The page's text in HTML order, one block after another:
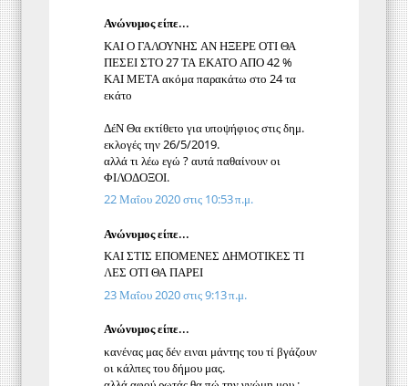
Ανώνυμος είπε...
ΚΑΙ Ο ΓΑΛΟΥΝΗΣ ΑΝ ΗΞΕΡΕ ΟΤΙ ΘΑ
ΠΕΣΕΙ ΣΤΟ 27 ΤΑ ΕΚΑΤΟ ΑΠΟ 42 %
ΚΑΙ ΜΕΤΑ ακόμα παρακάτω στο 24 τα
εκάτο
ΔέΝ Θα εκτίθετο για υποψήφιος στις δημ.
εκλογές την 26/5/2019.
αλλά τι λέω εγώ ? αυτά παθαίνουν οι
ΦΙΛΟΔΟΞΟΙ.
22 Μαΐου 2020 στις 10:53 π.μ.
Ανώνυμος είπε...
ΚΑΙ ΣΤΙΣ ΕΠΟΜΕΝΕΣ ΔΗΜΟΤΙΚΕΣ ΤΙ
ΛΕΣ ΟΤΙ ΘΑ ΠΑΡΕΙ
23 Μαΐου 2020 στις 9:13 π.μ.
Ανώνυμος είπε...
κανένας μας δέν ειναι μάντης του τί βγάζουν
οι κάλπες του δήμου μας.